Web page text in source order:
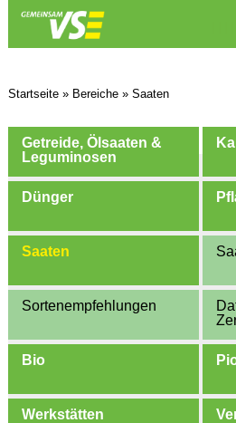
Startseite» Bereiche» Saaten
Getreide, Ölsaaten &
Leguminosen
Dünger
Saaten
Sortenempfehlungen
Bio
Werkstätten